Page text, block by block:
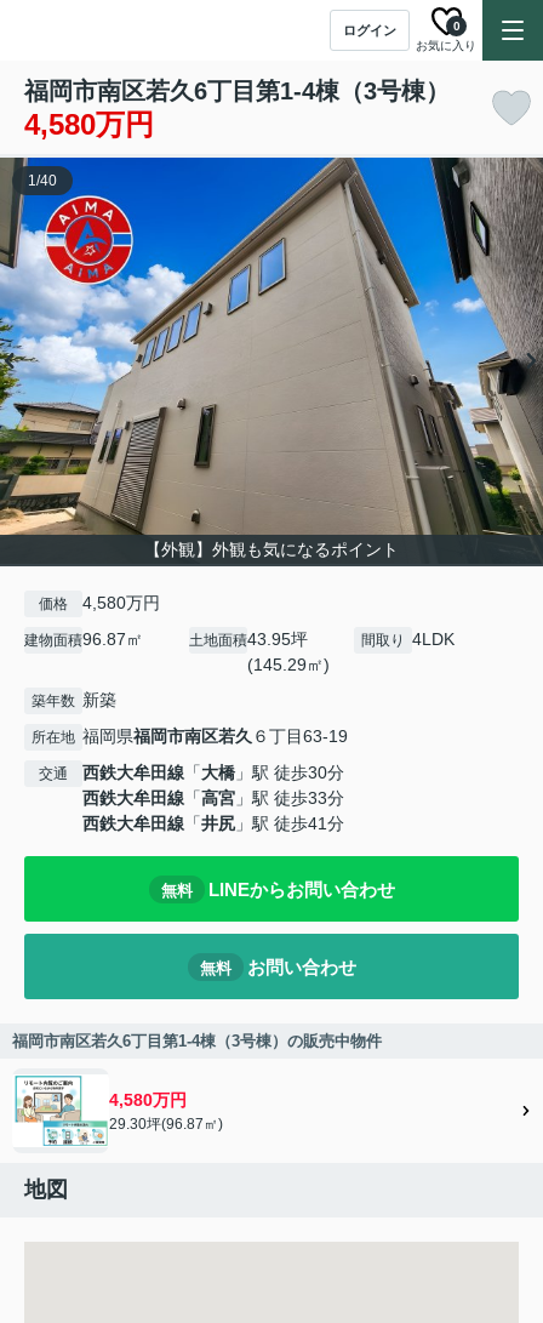
ログイン
お気に入り
0
福岡市南区若久6丁目第1-4棟（3号棟）
4,580万円
【外観】外観も気になるポイント
1/40
価格 4,580万円
建物面積96.87㎡ 土地面積43.95坪
(145.29㎡)
間取り 4LDK
築年数 新築
所在地 福岡県福岡市南区若久６丁目63-19
交通 西鉄大牟田線 「大橋 」駅 徒歩30分
西鉄大牟田線 「高宮 」駅 徒歩33分
西鉄大牟田線 「井尻 」駅 徒歩41分
無料 LINEからお問い合わせ
無料 お問い合わせ
福岡市南区若久6丁目第1-4棟（3号棟）の販売中物件
4,580万円
29.30坪(96.87㎡)
地図